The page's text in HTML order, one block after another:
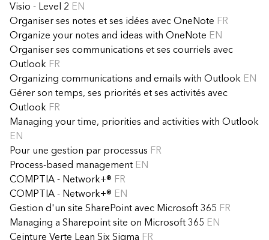
Visio - Level 2 EN
Organiser ses notes et ses idées avec OneNote FR
Organize your notes and ideas with OneNote EN
Organiser ses communications et ses courriels avec
Outlook FR
Organizing communications and emails with Outlook EN
Gérer son temps, ses priorités et ses activités avec
Outlook FR
Managing your time, priorities and activities with Outlook
EN
Pour une gestion par processus FR
Process-based management EN
COMPTIA - Network+® FR
COMPTIA - Network+® EN
Gestion d'un site SharePoint avec Microsoft 365 FR
Managing a Sharepoint site on Microsoft 365 EN
Ceinture Verte Lean Six Sigma FR